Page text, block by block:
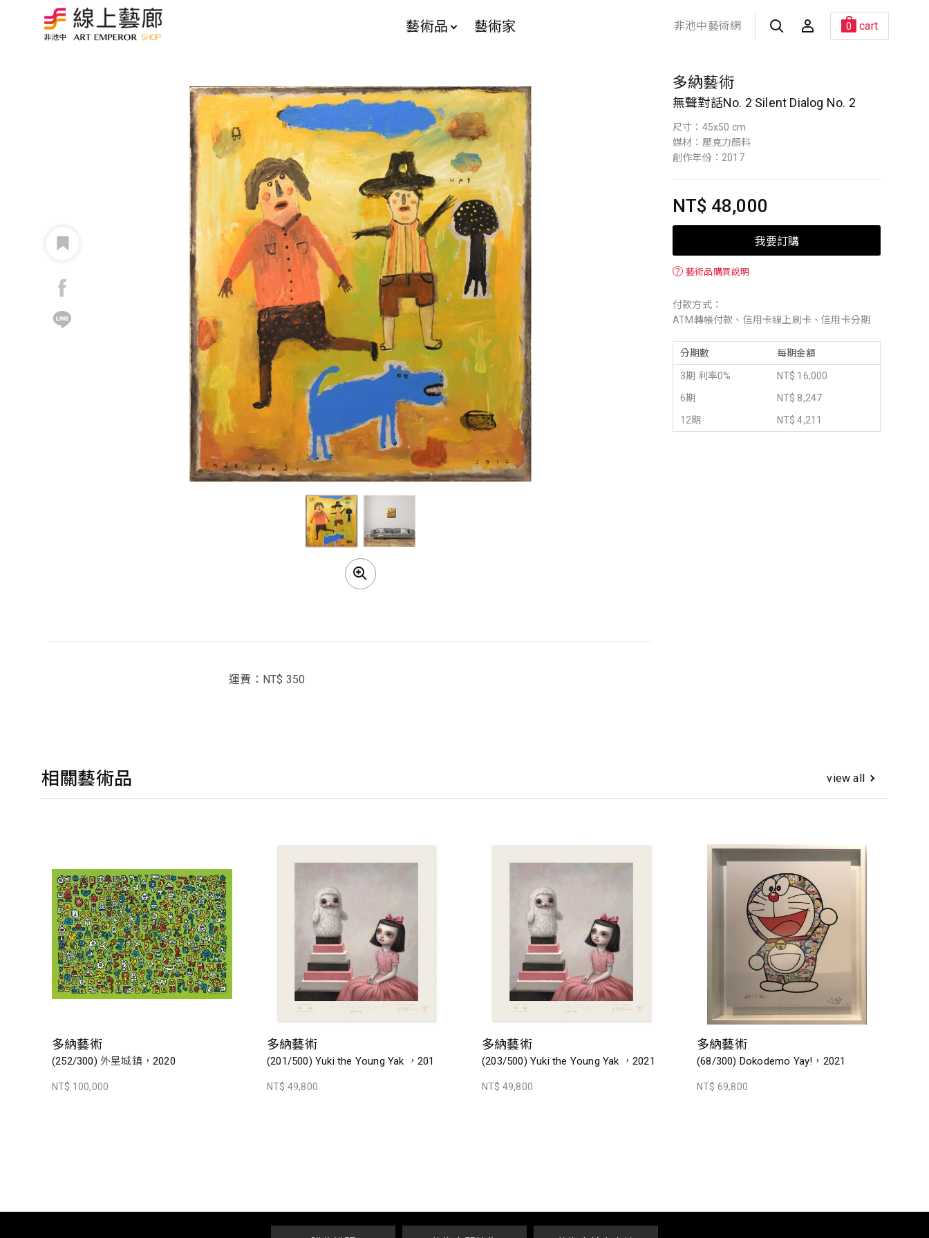
藝術品 藝術家 非池中藝術網 0 cart
多納藝術
無聲對話No. 2 Silent Dialog No. 2
尺寸：45x50 cm
媒材：壓克力顏料
創作年份：2017
NT$ 48,000
我要訂購
？ 藝術品購買說明
付款方式：
ATM轉帳付款、信用卡線上刷卡、信用卡分期
分期數 每期金額
3期 利率0%
NT$ 16,000
6期
NT$ 8,247
12期
NT$ 4,211
運費：NT$ 350
相關藝術品 view all
多納藝術
(252/300) 外星城鎮，2020
NT$ 100,000
多納藝術
(201/500) Yuki the Young Yak ，201
NT$ 49,800
多納藝術
(203/500) Yuki the Young Yak ，2021
NT$ 49,800
多納藝術
(68/300) Dokodemo Yay!，2021
NT$ 69,800